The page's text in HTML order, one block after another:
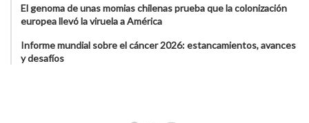
El genoma de unas momias chilenas prueba que la colonización
europea llevó la viruela a América
Informe mundial sobre el cáncer 2026: estancamientos, avances
y desafíos